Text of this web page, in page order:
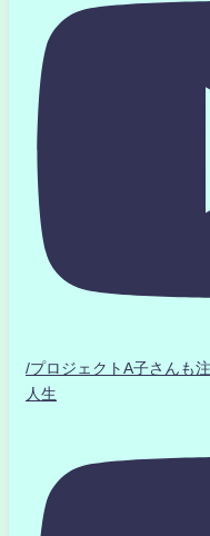
/プロジェクトA子さんも
人生